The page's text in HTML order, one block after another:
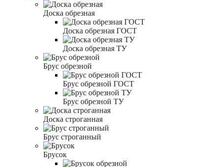
Доска обрезная
Доска обрезная ГОСТ
Доска обрезная ТУ
Брус обрезной
Брус обрезной ГОСТ
Брус обрезной ТУ
Доска строганная
Брус строганный
Брусок